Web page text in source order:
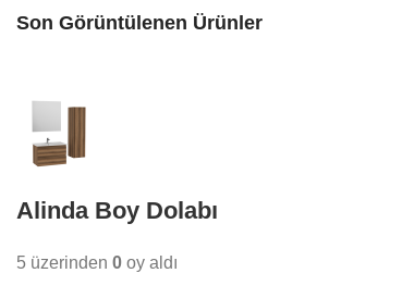
Son Görüntülenen Ürünler
Alinda Boy Dolabı
5 üzerinden 0 oy aldı